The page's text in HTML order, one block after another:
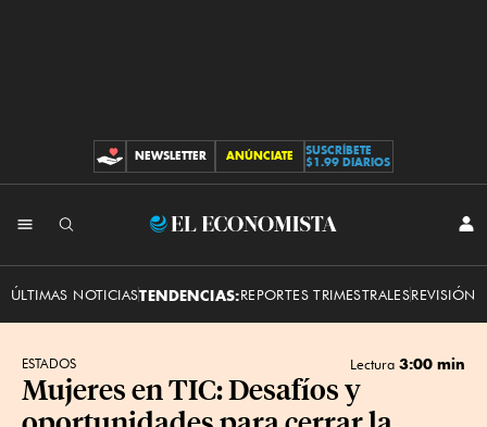
CONTRIBUCIONES
NEWSLETTER ANÚNCIATE
SUSCRÍBETE
$1.99 DIARIOS
El
ÚLTIMAS NOTICIASTENDENCIAS:REPORTES TRIMESTRALESREVISIÓN
ESTADOS Lectura 3:00 min
Mujeres en TIC: Desafíos y